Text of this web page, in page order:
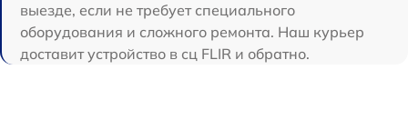
выезде, если не требует специального
оборудования и сложного ремонта. Наш курьер
доставит устройство в сц FLIR и обратно.